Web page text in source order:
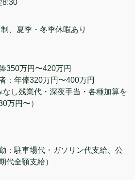
8:30
、夏季・冬季休暇あり
350万円〜420万円
：年俸320万円〜400万円
し残業代・深夜手当・各種加算を
万円〜）
：駐車場代・ガソリン代支給、公
代全額支給）